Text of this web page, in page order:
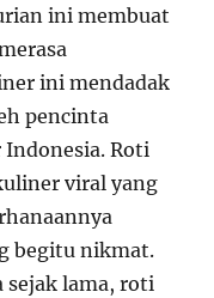
ini membuat
ini mendadak
pencinta
Roti
viral yang
begitu nikmat.
sejak lama, roti